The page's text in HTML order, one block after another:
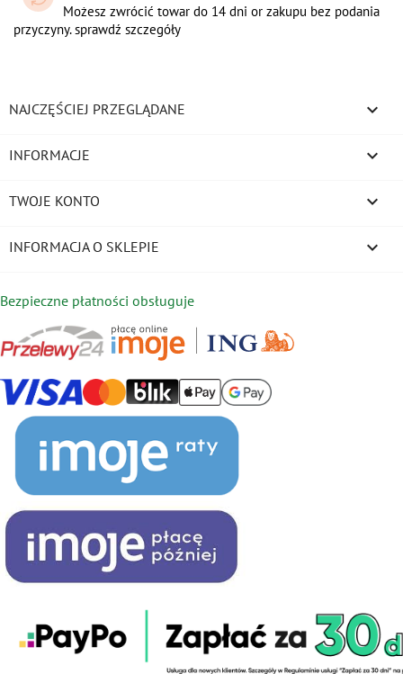
Możesz zwrócić towar do 14 dni or zakupu bez podania
przyczyny. sprawdź szczegóły
NAJCZĘŚCIEJ PRZEGLĄDANE 
INFORMACJE 
TWOJE KONTO 
INFORMACJA O SKLEPIE keyboard_arrow_down
Bezpieczne płatności obsługuje